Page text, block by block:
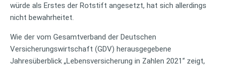
würde als Erstes der Rotstift angesetzt, hat sich allerdings
nicht bewahrheitet.
Wie der vom Gesamtverband der Deutschen
Versicherungswirtschaft (GDV) herausgegebene
Jahresüberblick „Lebensversicherung in Zahlen 2021“ zeigt,